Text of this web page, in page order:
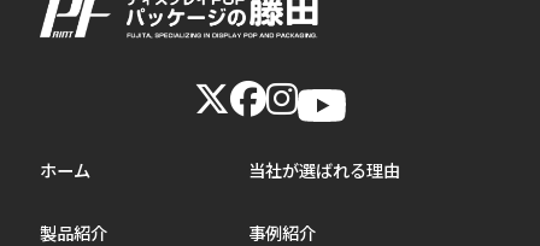
ホーム 当社が選ばれる理由
製品紹介 事例紹介